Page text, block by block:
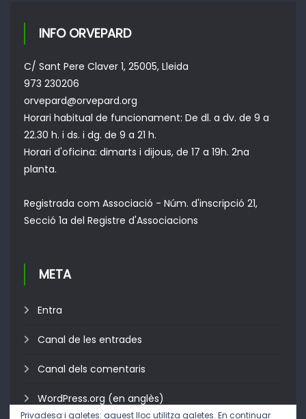
INFO ORVEPARD
C/ Sant Pere Claver 1, 25005, Lleida
973 230206
orvepard@orvepard.org
Horari habitual de funcionament: De dl. a dv. de 9 a
22.30 h. i ds. i dg. de 9 a 21 h.
Horari d'oficina: dimarts i dijous, de 17 a 19h. 2na
planta.
Registrada com Associació - Núm. d'inscripció 21,
Secció 1a del Registre d'Associacions
META
Entra
Canal de les entrades
Canal dels comentaris
WordPress.org (en anglès)
Privadesa i galetes: aquest lloc utilitza galetes. En continuar